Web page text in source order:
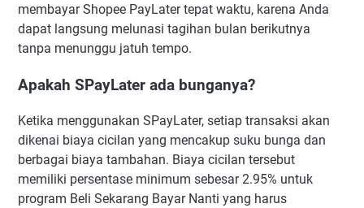
membayar Shopee PayLater tepat waktu, karena Anda
dapat langsung melunasi tagihan bulan berikutnya
tanpa menunggu jatuh tempo.
Apakah SPayLater ada bunganya?
Ketika menggunakan SPayLater, setiap transaksi akan
dikenai biaya cicilan yang mencakup suku bunga dan
berbagai biaya tambahan. Biaya cicilan tersebut
memiliki persentase minimum sebesar 2.95% untuk
program Beli Sekarang Bayar Nanti yang harus